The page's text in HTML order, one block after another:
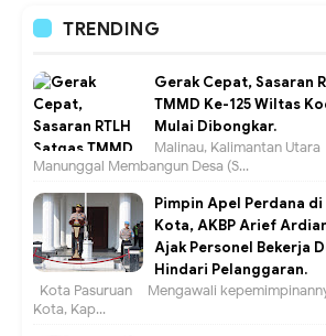
TRENDING
Gerak Cepat, Sasaran
TMMD Ke-125 Wiltas
Mulai Dibongkar.
Malinau, Kalimantan Utara
Manunggal Membangun Desa (S...
Pimpin Apel Perdana
Kota, AKBP Arief
Ajak Personel Bekerja
Hindari Pelanggaran.
Kota Pasuruan – Mengawali
Kota, Kap...